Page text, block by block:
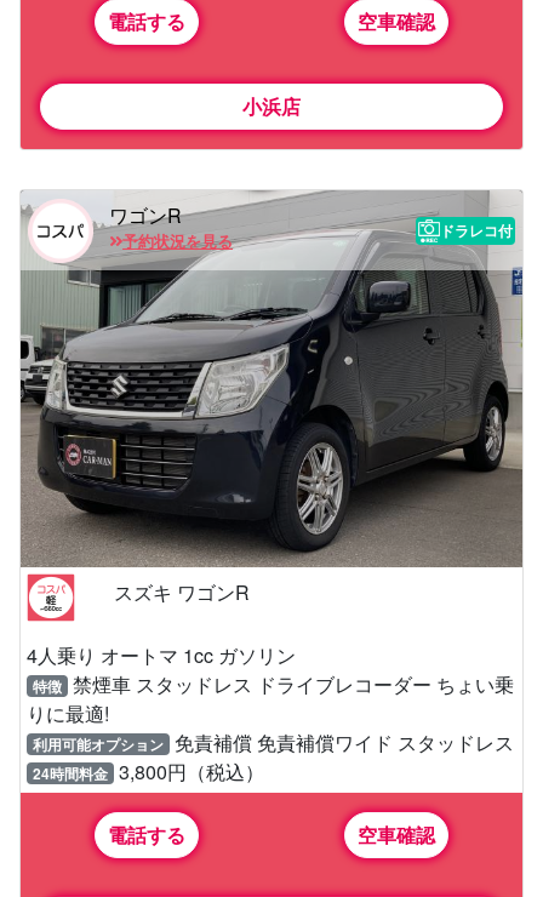
電話する 空車確認
小浜店
ワゴンR
予約状況を見る
ドラレコ付
スズキ ワゴンR
4人乗り オートマ 1cc ガソリン
特徴 禁煙車 スタッドレス ドライブレコーダー ちょい乗
りに最適!
利用可能オプション 免責補償 免責補償ワイド スタッドレス
24時間料金 3,800円（税込）
電話する 空車確認